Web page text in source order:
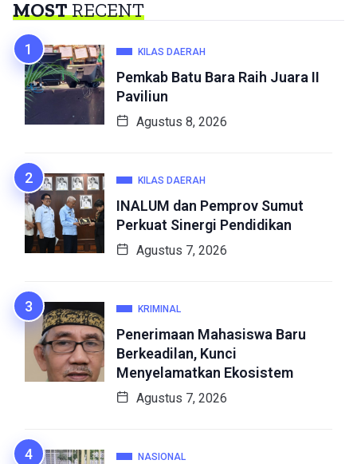
MOSTRECENT
KILAS DAERAH
Pemkab Batu Bara Raih Juara II
Paviliun
Agustus 8, 2026
KILAS DAERAH
INALUM dan Pemprov Sumut
Perkuat Sinergi Pendidikan
Agustus 7, 2026
KRIMINAL
Penerimaan Mahasiswa Baru
Berkeadilan, Kunci
Menyelamatkan Ekosistem
Agustus 7, 2026
NASIONAL